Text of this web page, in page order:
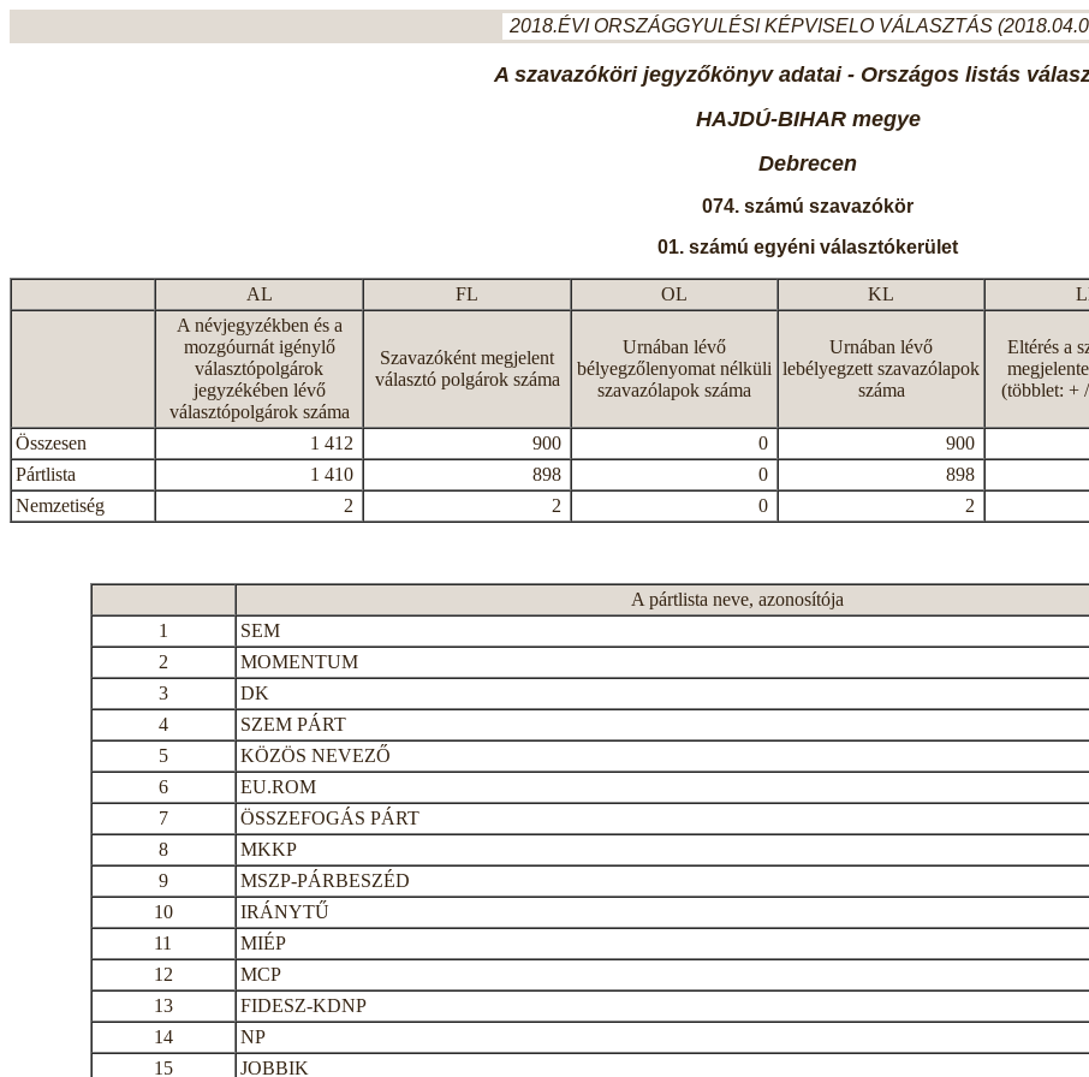
2018.ÉVI ORSZÁGGYULÉSI KÉPVISELO VÁLASZTÁS
A szavazóköri jegyzőkönyv adatai - Országos listás
HAJDÚ-BIHAR megye
Debrecen
074. számú szavazókör
01. számú egyéni választókerület
AL FL OL KL
A névjegyzékben és a
mozgóurnát igénylő
választópolgárok
jegyzékében lévő
választópolgárok száma
Szavazóként megjelent
választó polgárok száma
Urnában lévő
bélyegzőlenyomat nélküli
szavazólapok száma
Urnában lévő
lebélyegzett szavazólapok
száma
Eltérés a
(többlet: +
Összesen 1 412 900 0 900
Pártlista
1 410 898 0 898
Nemzetiség
2 2 0 2
A pártlista neve, azonosítója
1
SEM
2
MOMENTUM
3
DK
4
SZEM PÁRT
5
KÖZÖS NEVEZŐ
6
EU.ROM
7
ÖSSZEFOGÁS PÁRT
8
MKKP
9
MSZP-PÁRBESZÉD
10
IRÁNYTŰ
11
MIÉP
12
MCP
13
FIDESZ-KDNP
14
NP
15
JOBBIK